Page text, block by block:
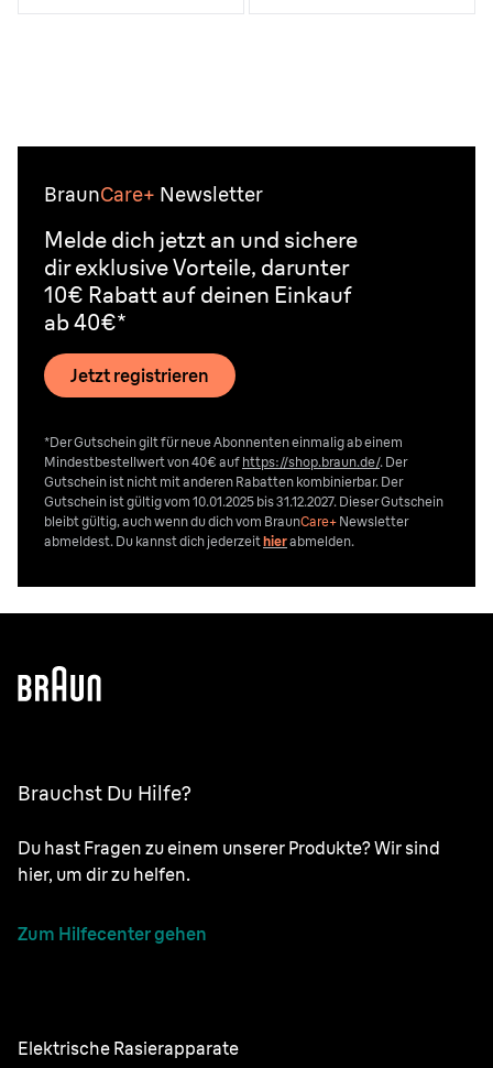
BraunCare+ Newsletter
Melde dich jetzt an und sichere
dir exklusive Vorteile, darunter
10€ Rabatt auf deinen Einkauf
ab 40€*
Jetzt registrieren
*Der Gutschein gilt für neue Abonnenten einmalig ab einem
Mindestbestellwert von 40€ auf https://shop.braun.de/. Der
Gutschein ist nicht mit anderen Rabatten kombinierbar. Der
Gutschein ist gültig vom 10.01.2025 bis 31.12.2027. Dieser Gutschein
bleibt gültig, auch wenn du dich vom BraunCare+ Newsletter
abmeldest. Du kannst dich jederzeithierabmelden.
Brauchst Du Hilfe?
Du hast Fragen zu einem unserer Produkte? Wir sind
hier, um dir zu helfen.
Zum Hilfecenter gehen
Elektrische Rasierapparate